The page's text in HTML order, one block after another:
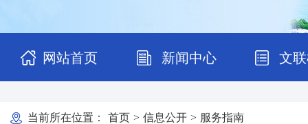
网站首页 新闻中心 文
当前所在位置： 首页 > 信息公开 > 服务指南